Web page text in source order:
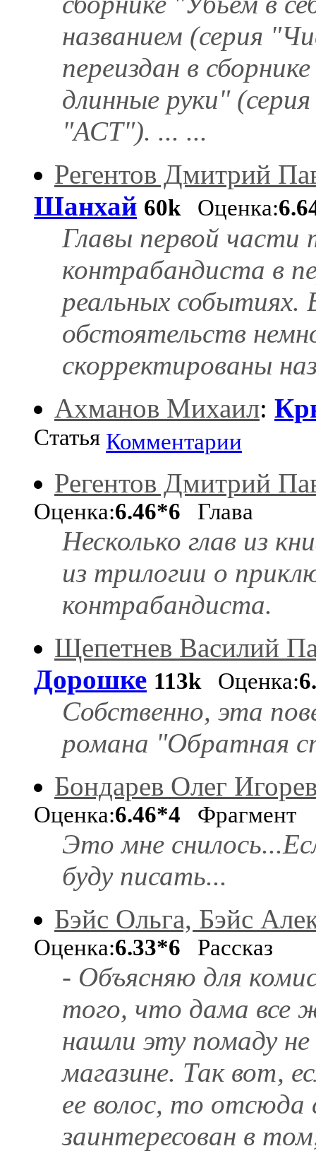
названием (серия
переиздан в
длинные руки"
"АСТ"). ... ...
Регентов Дмитрий
Шанхай 60kОценка:
Главы первой части
контрабандиста в
реальных событиях.
обстоятельств
скорректированы
Ахманов Михаил:
Статья Комментарии
Регентов Дмитрий
Оценка:6.46*6 Глава
Несколько глав из
из трилогии о
контрабандиста.
Щепетнев Василий
Дорошке 113kОценка:
Собственно, эта
романа "Обратная
Бондарев Олег
Оценка:6.46*4 Фрагмент
Это мне
буду писать...
Бэйс Ольга, Бэйс
Оценка:6.33*6 Рассказ
- Объясняю для
того, что дама все
нашли эту помаду
магазине. Так вот,
ее волос, то отсюда
заинтересован в